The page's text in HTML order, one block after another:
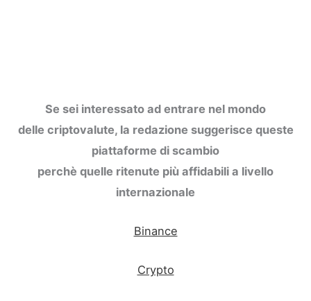
Se sei interessato ad entrare nel mondo
delle criptovalute, la redazione suggerisce queste
piattaforme di scambio
perchè quelle ritenute più affidabili a livello
internazionale
Binance
Crypto